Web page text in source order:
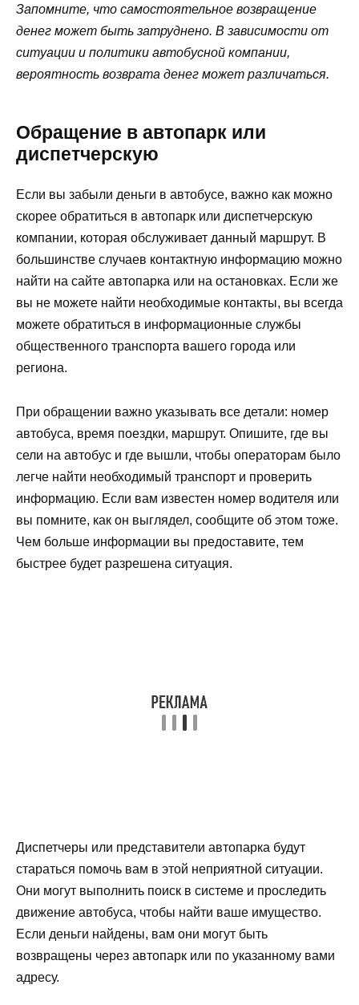
Запомните, что самостоятельное возвращение
денег может быть затруднено. В зависимости от
ситуации и политики автобусной компании,
вероятность возврата денег может различаться.
Обращение в автопарк или
диспетчерскую
Если вы забыли деньги в автобусе, важно как можно
скорее обратиться в автопарк или диспетчерскую
компании, которая обслуживает данный маршрут. В
большинстве случаев контактную информацию можно
найти на сайте автопарка или на остановках. Если же
вы не можете найти необходимые контакты, вы всегда
можете обратиться в информационные службы
общественного транспорта вашего города или
региона.
При обращении важно указывать все детали: номер
автобуса, время поездки, маршрут. Опишите, где вы
сели на автобус и где вышли, чтобы операторам было
легче найти необходимый транспорт и проверить
информацию. Если вам известен номер водителя или
вы помните, как он выглядел, сообщите об этом тоже.
Чем больше информации вы предоставите, тем
быстрее будет разрешена ситуация.
Диспетчеры или представители автопарка будут
стараться помочь вам в этой неприятной ситуации.
Они могут выполнить поиск в системе и проследить
движение автобуса, чтобы найти ваше имущество.
Если деньги найдены, вам они могут быть
возвращены через автопарк или по указанному вами
адресу.